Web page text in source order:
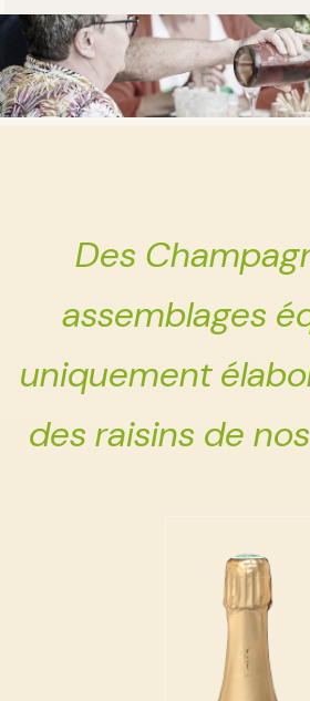
Des
assemblages
uniquement
des raisins de